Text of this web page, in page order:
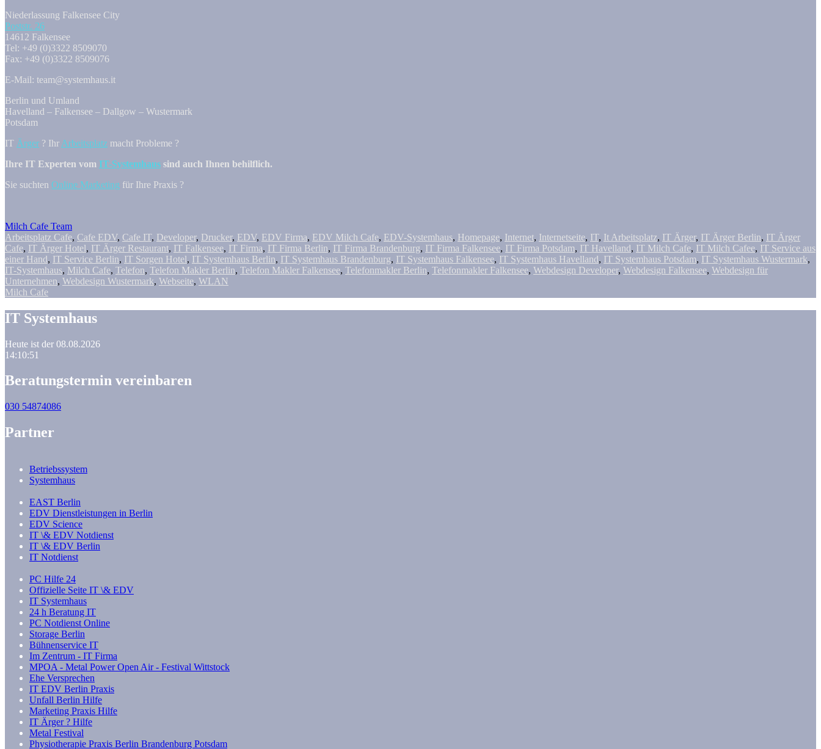
Niederlassung Falkensee City
Poststr. 26
14612 Falkensee
Tel: +49 (0)3322 8509070
Fax: +49 (0)3322 8509076
E-Mail: team@systemhaus.it
Berlin und Umland
Havelland – Falkensee – Dallgow – Wustermark
Potsdam
IT Ärger ? Ihr Arbeitsplatz macht Probleme ?
Ihre IT Experten vom IT-Systemhaus sind auch Ihnen behilflich.
Sie suchten Online Marketing für Ihre Praxis ?
Milch Cafe Team
Arbeitsplatz Cafe, Cafe EDV, Cafe IT, Developer, Drucker, EDV, EDV Firma, EDV Milch Cafe, EDV-Systemhaus, Homepage, Internet, Internetseite, IT, It Arbeitsplatz, IT Ärger, IT Ärger Berlin, IT Ärger
Cafe, IT Ärger Hotel, IT Ärger Restaurant, IT Falkensee, IT Firma, IT Firma Berlin, IT Firma Brandenburg, IT Firma Falkensee, IT Firma Potsdam, IT Havelland, IT Milch Cafe, IT Milch Cafee, IT Service aus
einer Hand, IT Service Berlin, IT Sorgen Hotel, IT Systemhaus Berlin, IT Systemhaus Brandenburg, IT Systemhaus Falkensee, IT Systemhaus Havelland, IT Systemhaus Potsdam, IT Systemhaus Wustermark,
IT-Systemhaus, Milch Cafe, Telefon, Telefon Makler Berlin, Telefon Makler Falkensee, Telefonmakler Berlin, Telefonmakler Falkensee, Webdesign Developer, Webdesign Falkensee, Webdesign für
Unternehmen, Webdesign Wustermark, Webseite, WLAN
Milch Cafe
IT Systemhaus
Heute ist der 08.08.2026
14:10:52
Beratungstermin vereinbaren
030 54874086
Partner
Betriebssystem
Systemhaus
EAST Berlin
EDV Dienstleistungen in Berlin
EDV Science
IT \& EDV Notdienst
IT \& EDV Berlin
IT Notdienst
PC Hilfe 24
Offizielle Seite IT \& EDV
IT Systemhaus
24 h Beratung IT
PC Notdienst Online
Storage Berlin
Bühnenservice IT
Im Zentrum - IT Firma
MPOA - Metal Power Open Air - Festival Wittstock
Ehe Versprechen
IT EDV Berlin Praxis
Unfall Berlin Hilfe
Marketing Praxis Hilfe
IT Ärger ? Hilfe
Metal Festival
Physiotherapie Praxis Berlin Brandenburg Potsdam